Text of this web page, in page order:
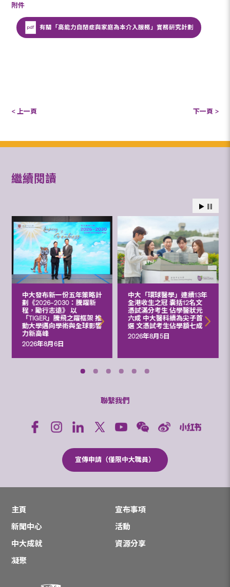
附件
有關「高能力自閉症與家庭為本介入服務」實務研究計劃
< 上一頁 下一頁 >
繼續閱讀
中大發布新一份五年策略計
劃《2026‒2030：騰躍新
程，勵行志遠》 以
「TIGER」騰飛之躍框架 推
動大學邁向學術與全球影響
力新高峰
2026年8月6日
中大「環球醫學」連續13年
全港收生之冠 囊括12名文
憑試滿分考生 佔學醫狀元
六成 中大醫科續為尖子首
選 文憑試考生佔學額七成
2026年8月5日
聯繫我們
宣傳申請（僅限中大職員）
主頁
宣布事項
新聞中心
活動
中大成就
資源分享
凝聚